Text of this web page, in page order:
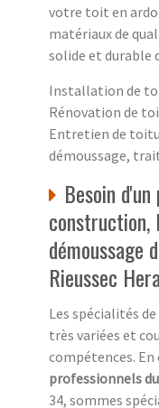
votre toit en
matériaux de
solide et durable
Installation de
Rénovation de
Entretien de
démoussage,
Besoin
construction,
démoussage
Rieussec
Les spécialités
très variées et
compétences.
professionnels
34, sommes